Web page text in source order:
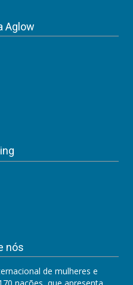
Aglow
nós
de mulheres e